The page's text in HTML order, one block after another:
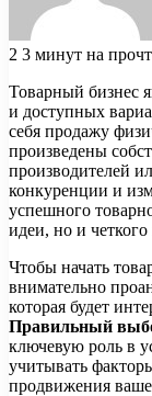
2 3 минут на
Товарный бизнес
и доступных
себя продажу
произведены
производителей
конкуренции и
успешного
идеи, но и
Чтобы начать
внимательно
которая будет
Правильный
ключевую роль в
учитывать
продвижения